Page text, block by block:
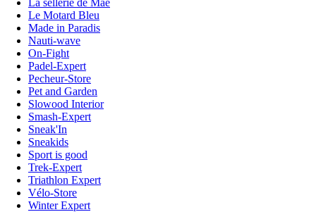
Le Motard Bleu
Made in Paradis
Nauti-wave
On-Fight
Padel-Expert
Pecheur-Store
Pet and Garden
Slowood Interior
Smash-Expert
Sneak'In
Sneakids
Sport is good
Trek-Expert
Triathlon Expert
Vélo-Store
Winter Expert